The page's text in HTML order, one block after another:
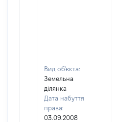
Вид об'єкта:
Земельна
ділянка
Дата набуття
права:
03.09.2008